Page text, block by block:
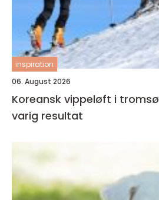
inspiration
06. August 2026
Koreansk vippeløft i tromsø naturlig bøy,
varig resultat